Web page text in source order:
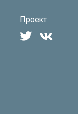
Проект
 